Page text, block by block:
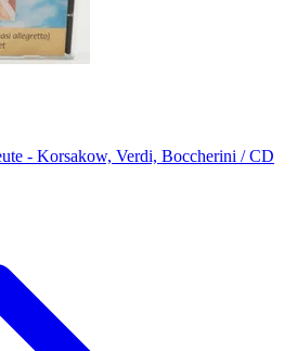
- Korsakow, Verdi, Boccherini / CD